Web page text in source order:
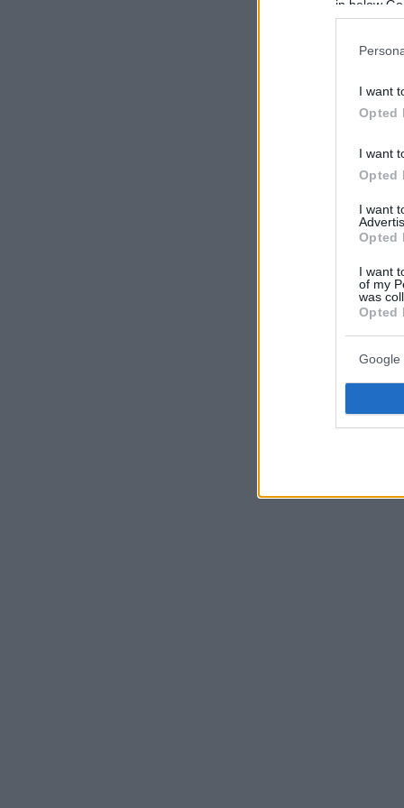
in below
I want
Opted
I want
Opted
I want
Opted
I want
of my
was
Opted
Google